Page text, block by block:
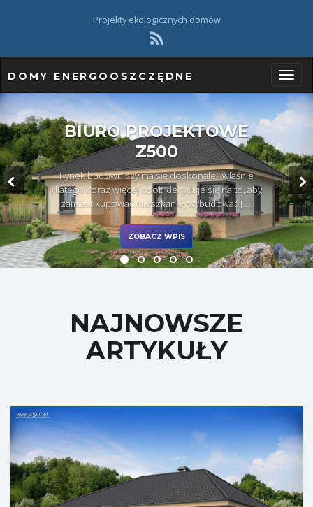
Projekty ekologicznych domów
P
r
z
c
DOMY ENERGOOSZCZĘDNE
BIURO PROJEKTOWE
Z500
Rynek budowniczy ma się doskonale i właśnie
dlatego coraz więcej osób decyduje się na to, aby
zamiast kupować mieszkanie, wybudować […]
ZOBACZ WPIS
NAJNOWSZE
ARTYKUŁY